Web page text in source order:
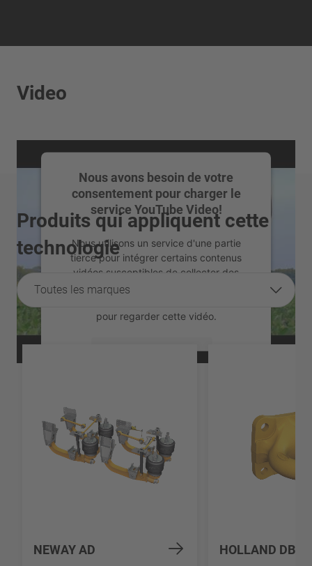
Video
Nous avons besoin de votre
consentement pour charger le
service YouTube Video!
Nous utilisons un service d'une partie
tierce pour intégrer certains contenus
vidéos susceptibles de collecter des
données sur votre activité. Veuillez
pour regarder cette vidéo.
powered by
Management Platform
Produits qui appliquent cette
technologie
Toutes les marques
NEWAY AD HOLLAND DB-